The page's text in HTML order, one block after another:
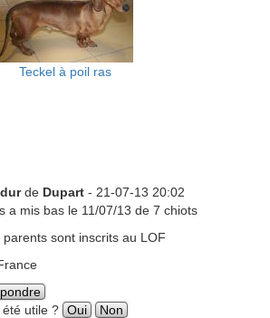
Teckel à poil ras
de Dupart- 21-07-13 20:02
a mis bas le 11/07/13 de 7 chiots
sont inscrits au LOF
utile ? Oui Non